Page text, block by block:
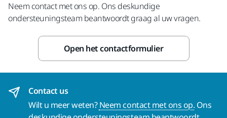
Neem contact met ons op. Ons deskundige
ondersteuningsteam beantwoordt graag al uw vragen.
Open het contactformulier
Contact us
Wilt u meer weten?Neem contact met ons op. Ons